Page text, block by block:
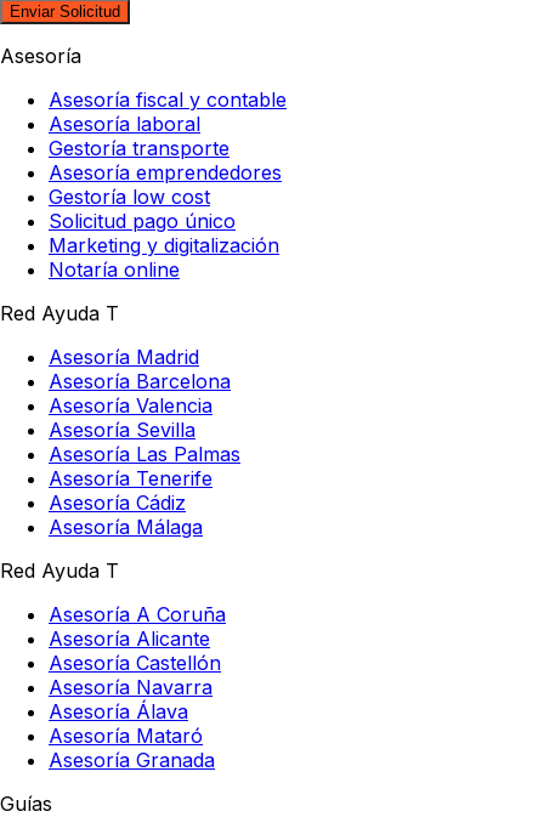
Enviar Solicitud
Asesoría
Asesoría fiscal y contable
Asesoría laboral
Gestoría transporte
Asesoría emprendedores
Gestoría low cost
Solicitud pago único
Marketing y digitalización
Notaría online
Red Ayuda T
Asesoría Madrid
Asesoría Barcelona
Asesoría Valencia
Asesoría Sevilla
Asesoría Las Palmas
Asesoría Tenerife
Asesoría Cádiz
Asesoría Málaga
Red Ayuda T
Asesoría A Coruña
Asesoría Alicante
Asesoría Castellón
Asesoría Navarra
Asesoría Álava
Asesoría Mataró
Asesoría Granada
Guías